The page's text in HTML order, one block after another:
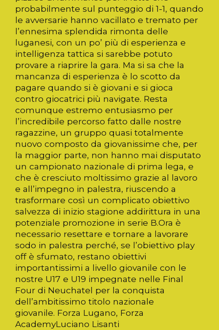
probabilmente sul punteggio di 1-1, quando
le avversarie hanno vacillato e tremato per
l’ennesima splendida rimonta delle
luganesi, con un po’ più di esperienza e
intelligenza tattica si sarebbe potuto
provare a riaprire la gara. Ma si sa che la
mancanza di esperienza è lo scotto da
pagare quando si è giovani e si gioca
contro giocatrici più navigate. Resta
comunque estremo entusiasmo per
l’incredibile percorso fatto dalle nostre
ragazzine, un gruppo quasi totalmente
nuovo composto da giovanissime che, per
la maggior parte, non hanno mai disputato
un campionato nazionale di prima lega, e
che è cresciuto moltissimo grazie al lavoro
e all’impegno in palestra, riuscendo a
trasformare così un complicato obiettivo
salvezza di inizio stagione addirittura in una
potenziale promozione in serie B.Ora è
necessario resettare e tornare a lavorare
sodo in palestra perché, se l’obiettivo play
off è sfumato, restano obiettivi
importantissimi a livello giovanile con le
nostre U17 e U19 impegnate nelle Final
Four di Neuchatel per la conquista
dell’ambitissimo titolo nazionale
giovanile. Forza Lugano, Forza
AcademyLuciano Lisanti